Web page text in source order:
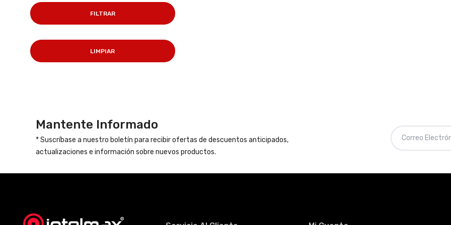
FILTRAR
LIMPIAR
Mantente Informado
* Suscríbase a nuestro boletín para recibir ofertas de descuentos anticipados,
actualizaciones e información sobre nuevos productos.